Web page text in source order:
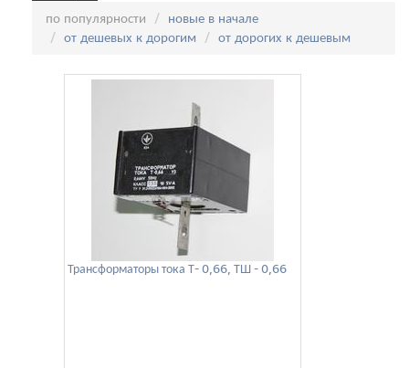
по популярности
новые в начале
от дешевых к дорогим
от дорогих к дешевым
Трансформаторы тока Т- 0,66, ТШ - 0,66